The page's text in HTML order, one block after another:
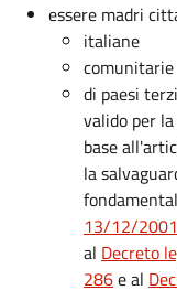
essere madri
italiane
comunitarie
di paesi
valido per
base
la
13/12/
al Decreto
286e al